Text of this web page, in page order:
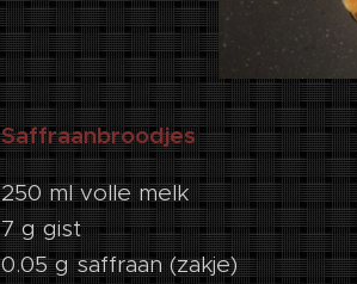
Saffraanbroodjes
250 ml volle melk
7 g gist
0.05 g saffraan (zakje)